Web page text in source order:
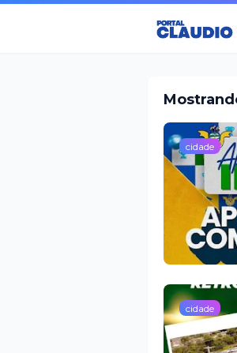
cidade
cidade